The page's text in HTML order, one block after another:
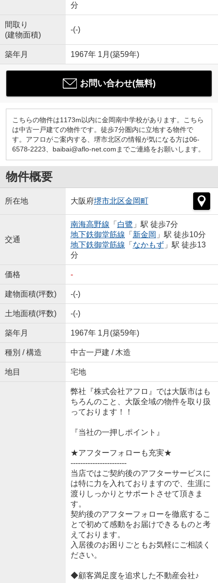
分
間取り
(建物面積)
-(-)
築年月 1967年 1月(築59年)
お問い合わせ(無料)
こちらの物件は1173m以内に金岡南中学校があります。こちら
は中古一戸建ての物件です。徒歩7分圏内に立地する物件で
す。アフロがご案内する、堺市北区の情報が気になる方は06-
6578-2223、baibai@aflo-net.comまでご連絡をお願いします。
物件概要
所在地 大阪府堺市北区金岡町
交通
南海高野線 「 白鷺 」駅 徒歩7分
地下鉄御堂筋線 「 新金岡 」駅 徒歩10分
地下鉄御堂筋線 「 なかもず」駅 徒歩13
分
価格 -
建物面積(坪数) -(-)
土地面積(坪数) -(-)
築年月 1967年 1月(築59年)
種別 / 構造 中古一戸建 / 木造
地目 宅地
弊社『株式会社アフロ』では大阪市はも
ちろんのこと、大阪全域の物件を取り扱
っております！！
『当社の一押しポイント』
★アフターフォローも充実★
-----------------------
当店ではご契約後のアフターサービスに
は特に力を入れておりますので、生涯に
渡りしっかりとサポートさせて頂きま
す。
契約後のアフターフォローを徹底するこ
とで初めて感動をお届けできるものと考
えております。
入居後のお困りごともお気軽にご相談く
ださい。
◆顧客満足度を追求した不動産会社♪